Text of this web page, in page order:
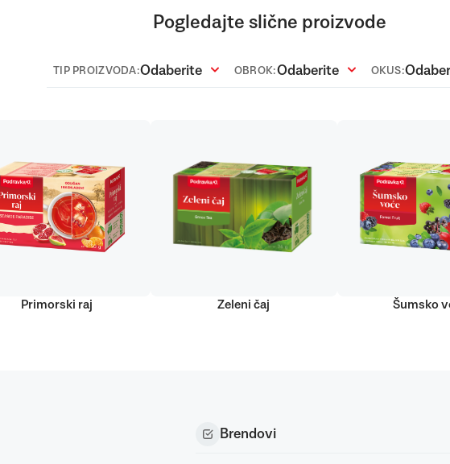
Pogledajte slične proizvode
TIP PROIZVODA:Odaberite OBROK:Odaberite OKUS:
Primorski raj Zeleni čaj Šumsko
Brendovi